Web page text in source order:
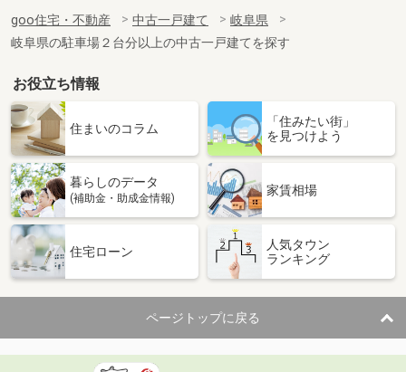
建物面積 119.64m²
土地面積 198.34m²
岐阜県羽島郡笠松町朝日町
価 格
2,980万円
岐阜県羽島郡笠松町朝日町
建物面積 104.33m²
土地面積
356.52m²
岐阜県各務原市松が丘４
住 所
岐阜県各務原市松が丘４
建物面積 109.51m²
土地面積 179.99m²
岐阜県各務原市尾崎南町１
goo住宅・不動産 中古一戸建て
岐阜県
岐阜県の駐車場２台分以上の中古一戸建てを探す
お役立ち情報
住まいのコラム
「住みたい街」
を見つけよう
暮らしのデータ
(補助金・助成金情報)
家賃相場
住宅ローン
人気タウン
ランキング
ページトップに戻る